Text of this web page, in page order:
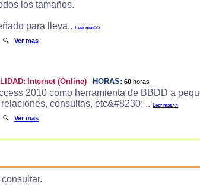
los tamaños.
para lleva..Leer mas>>
🔍Ver mas
Internet (Online) HORAS: 60 horas
2010 como herramienta de BBDD a
consultas, etc&#8230; ..Leer mas>>
🔍Ver mas